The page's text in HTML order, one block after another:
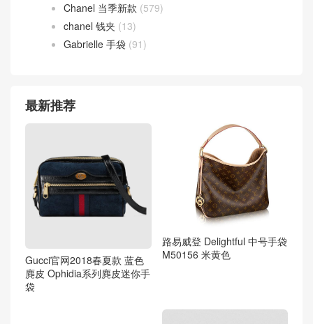
Chanel 当季新款 (579)
chanel 钱夹 (13)
Gabrielle 手袋 (91)
最新推荐
Gucci官网2018春夏款 蓝色
麂皮 Ophidia系列麂皮迷你手
袋
路易威登 Delightful 中号手袋
M50156 米黄色